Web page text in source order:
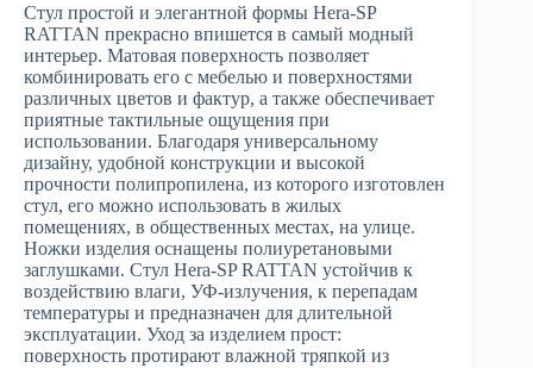
Стул простой и элегантной формы Hera-SP
RATTAN прекрасно впишется в самый модный
интерьер. Матовая поверхность позволяет
комбинировать его с мебелью и поверхностями
различных цветов и фактур, а также обеспечивает
приятные тактильные ощущения при
использовании. Благодаря универсальному
дизайну, удобной конструкции и высокой
прочности полипропилена, из которого изготовлен
стул, его можно использовать в жилых
помещениях, в общественных местах, на улице.
Ножки изделия оснащены полиуретановыми
заглушками. Стул Hera-SP RATTAN устойчив к
воздействию влаги, УФ-излучения, к перепадам
температуры и предназначен для длительной
эксплуатации. Уход за изделием прост:
поверхность протирают влажной тряпкой из